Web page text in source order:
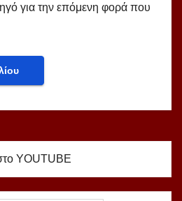
για την επόμενη φορά που
YOUTUBE